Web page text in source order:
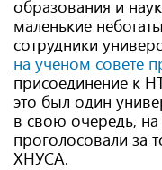
образования и
маленькие
сотрудники
на ученом совете
присоединение к
это был один
в свою очередь,
проголосовали за
ХНУСА.